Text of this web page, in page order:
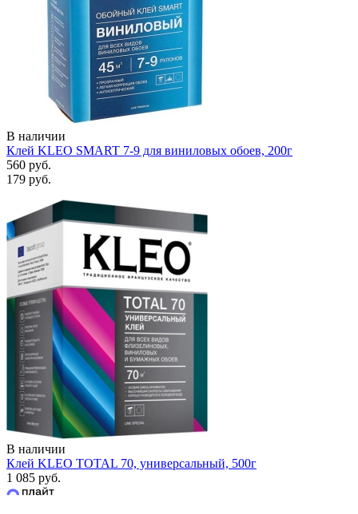
В наличии
Клей KLEO SMART 7-9 для виниловых обоев, 200г
560 руб.
179 руб.
В наличии
Клей KLEO TOTAL 70, универсальный, 500г
1 085 руб.